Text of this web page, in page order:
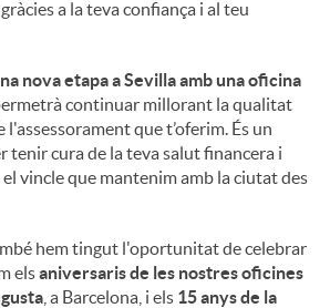
a la teva confiança i al teu
nova etapa a Sevilla amb una oficina
continuar millorant la qualitat
que t’oferim. És un
tenir cura de la teva salut financera i
vincle que mantenim amb la ciutat des
hem tingut l'oportunitat de celebrar
elsaniversaris de les nostres oficines
, a Barcelona, ​​i els 15 anys de la